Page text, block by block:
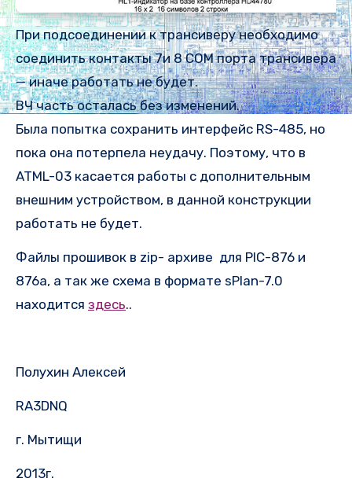
При подсоединении к трансиверу необходимо
соединить контакты 7и 8 COM порта трансивера
— иначе работать не будет.
ВЧ часть осталась без изменений.
Была попытка сохранить интерфейс RS-485, но
пока она потерпела неудачу. Поэтому, что в
ATML-03 касается работы с дополнительным
внешним устройством, в данной конструкции
работать не будет.
Файлы прошивок в zip- архиве для PIC-876 и
876а, а так же схема в формате sPlan-7.0
находится здесь..
Полухин Алексей
RA3DNQ
г. Мытищи
2013г.